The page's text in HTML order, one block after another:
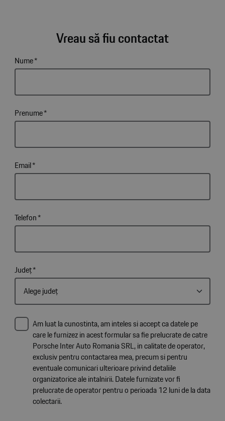
Vreau să fiu contactat
Nume*
Prenume*
Email*
Telefon*
Județ*
Am luat la cunostinta, am inteles si accept ca datele pe
care le furnizez in acest formular sa fie prelucrate de catre
Porsche Inter Auto Romania SRL, in calitate de operator,
exclusiv pentru contactarea mea, precum si pentru
eventuale comunicari ulterioare privind detaliile
organizatorice ale intalnirii. Datele furnizate vor fi
prelucrate de operator pentru o perioada 12 luni de la data
colectarii.